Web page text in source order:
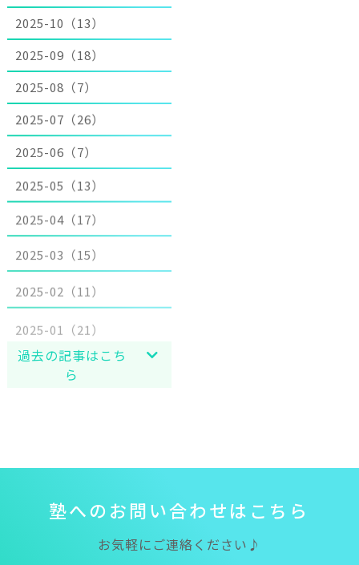
2025-10（13）
2025-09（18）
2025-08（7）
2025-07（26）
2025-06（7）
2025-05（13）
2025-04（17）
2025-03（15）
2025-02（11）
過去の記事はこち
ら
塾への お問い合わせは こ ち ら
お気軽にご連絡ください♪